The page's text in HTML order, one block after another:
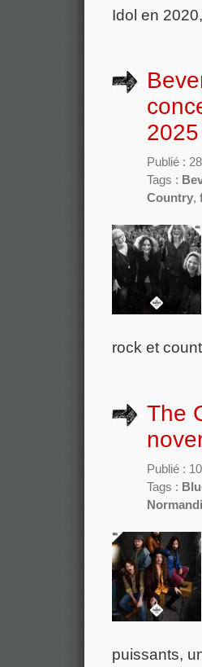
Idol en
2025
Publié :
Tags :
Country,
rock et
The
Publié :
Tags :
puissants,